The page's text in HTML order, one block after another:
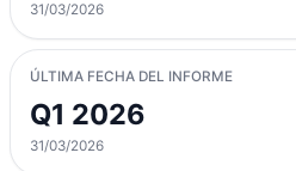
31/03/2026
ÚLTIMA FECHA DEL INFORME
Q1 2026
31/03/2026